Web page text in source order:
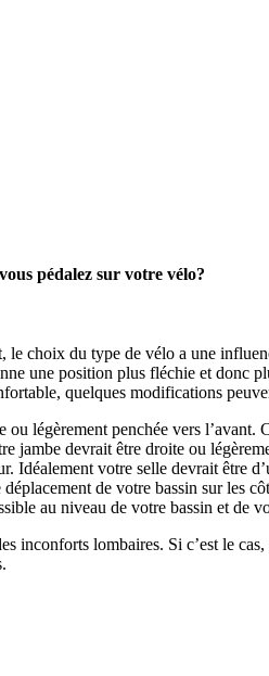
pédalez sur votre vélo?
le choix du type de vélo a une
une position plus fléchie et donc
quelques modifications
légèrement penchée vers
jambe devrait être droite ou
Idéalement votre selle devrait être
de votre bassin sur les
au niveau de votre bassin et de
inconforts lombaires. Si c’est le